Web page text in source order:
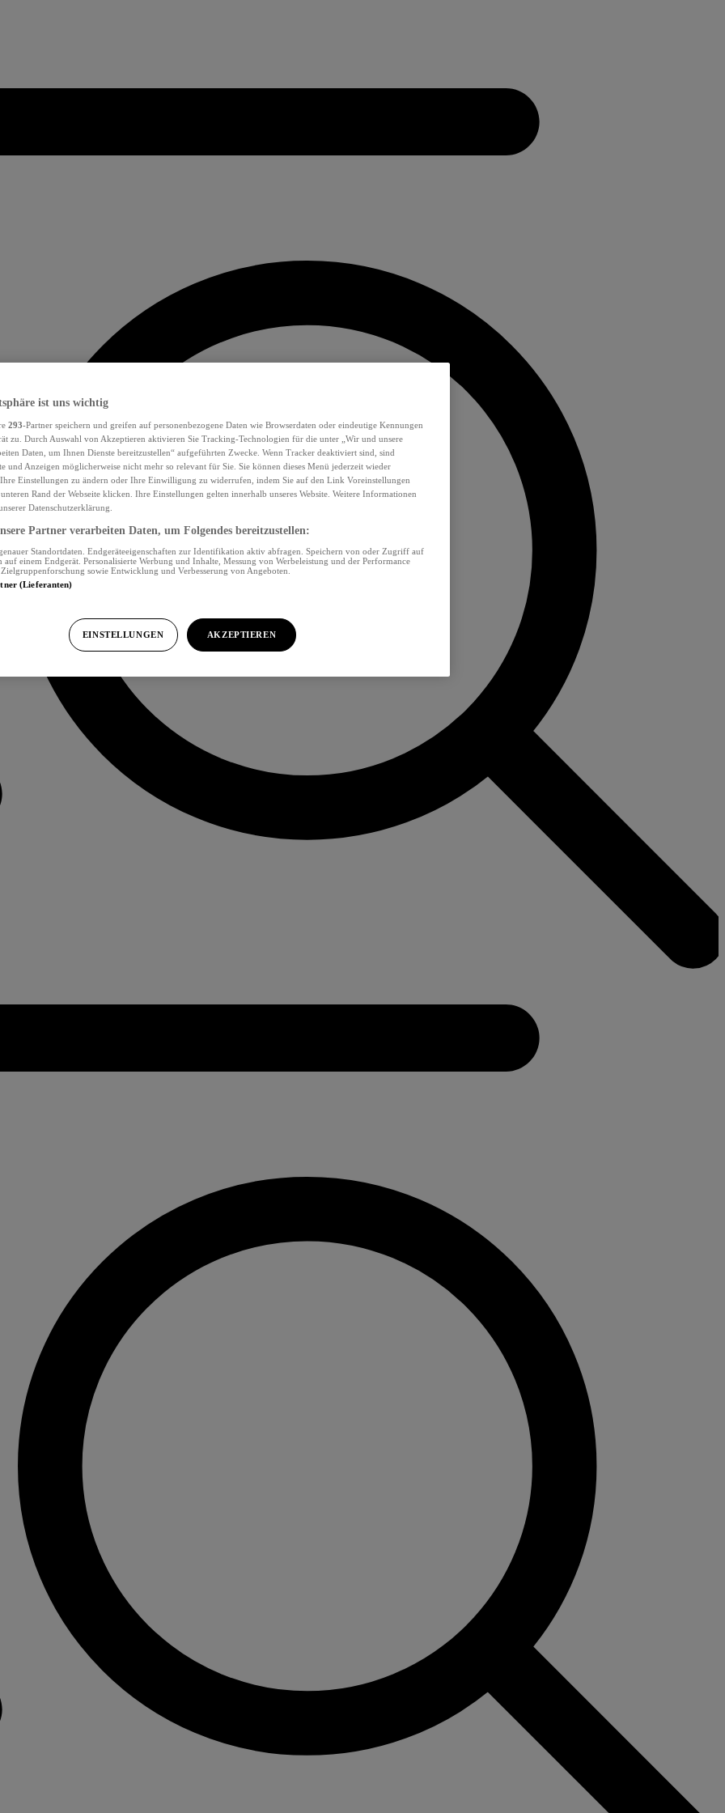
ist uns wichtig
293-Partner speichern und greifen auf personenbezogene Daten wie Browserdaten oder eindeutige Kennungen
zu. Durch Auswahl von Akzeptieren aktivieren Sie Tracking-Technologien für die unter „Wir und unsere
Daten, um Ihnen Dienste bereitzustellen“ aufgeführten Zwecke. Wenn Tracker deaktiviert sind, sind
und Anzeigen möglicherweise nicht mehr so relevant für Sie. Sie können dieses Menü jederzeit wieder
Einstellungen zu ändern oder Ihre Einwilligung zu widerrufen, indem Sie auf den Link Voreinstellungen
Rand der Webseite klicken. Ihre Einstellungen gelten innerhalb unseres Website. Weitere Informationen
Datenschutzerklärung.
Partner verarbeiten Daten, um Folgendes bereitzustellen:
Standortdaten. Endgeräteeigenschaften zur Identifikation aktiv abfragen. Speichern von oder Zugriff auf
einem Endgerät. Personalisierte Werbung und Inhalte, Messung von Werbeleistung und der Performance
sowie Entwicklung und Verbesserung von Angeboten.
(Lieferanten)
EINSTELLUNGEN AKZEPTIEREN